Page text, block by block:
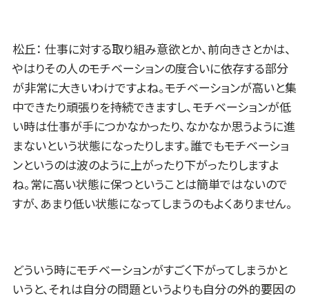
松丘： 仕事に対する取り組み意欲とか、前向きさとかは、
やはりその人のモチベーションの度合いに依存する部分
が非常に大きいわけですよね。モチベーションが高いと集
中できたり頑張りを持続できますし、モチベーションが低
い時は仕事が手につかなかったり、なかなか思うように進
まないという状態になったりします。誰でもモチベーショ
ンというのは波のように上がったり下がったりしますよ
ね。常に高い状態に保つということは簡単ではないので
すが、あまり低い状態になってしまうのもよくありません。
どういう時にモチベーションがすごく下がってしまうかと
いうと、それは自分の問題というよりも自分の外的要因の